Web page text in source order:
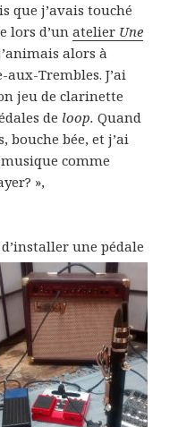
que j’avais touché
lors d’unatelier Une
alors à
aux-Trembles. J’ai
jeu de clarinette
de loop.Quand
bouche bée, et j’ai
comme
»,
une pédale